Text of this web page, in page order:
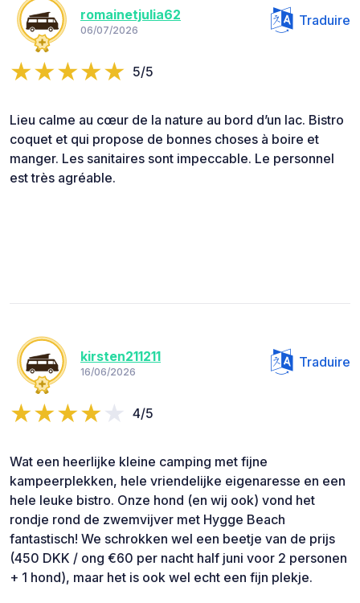
romainetjulia62
06/07/2026
Traduire
5/5
Lieu calme au cœur de la nature au bord d’un lac. Bistro
coquet et qui propose de bonnes choses à boire et
manger. Les sanitaires sont impeccable. Le personnel
est très agréable.
kirsten211211
16/06/2026
Traduire
4/5
Wat een heerlijke kleine camping met fijne
kampeerplekken, hele vriendelijke eigenaresse en een
hele leuke bistro. Onze hond (en wij ook) vond het
rondje rond de zwemvijver met Hygge Beach
fantastisch! We schrokken wel een beetje van de prijs
(450 DKK / ong €60 per nacht half juni voor 2 personen
+ 1 hond), maar het is ook wel echt een fijn plekje.